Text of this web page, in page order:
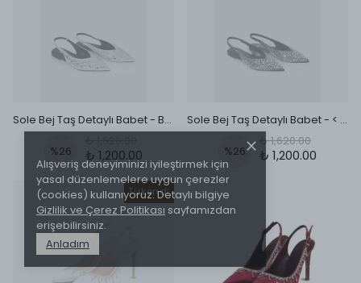
Alışveriş deneyiminizi iyileştirmek için
yasal düzenlemelere uygun çerezler
(cookies) kullanıyoruz. Detaylı bilgiye
Gizlilik ve Çerez Politikası sayfamızdan
erişebilirsiniz.
Anladım
Sole Bej Taş Detaylı Babet - Beyaz
%26 ₺ 1,200.00
Sole Bej Taş Detaylı Babet - < sabit seçenek 2 değeri >
%26
₺ 1,620.00
₺ 1,200.00
Tükendi